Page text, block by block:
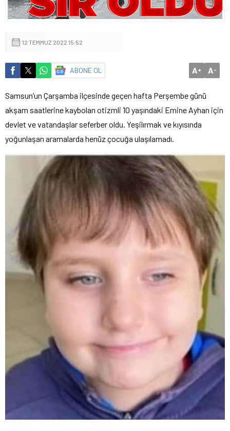
12 TEMMUZ 2022 15:52
ABONE OL A+ A-
Samsun’un Çarşamba ilçesinde geçen hafta Perşembe günü
akşam saatlerine kaybolan otizmli 10 yaşındaki Emine Ayhan için
devlet ve vatandaşlar seferber oldu. Yeşilırmak ve kıyısında
yoğunlaşan aramalarda henüz çocuğa ulaşılamadı.